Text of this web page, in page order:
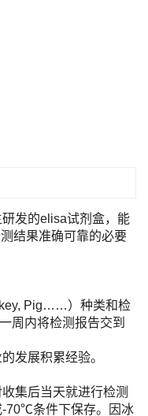
发的elisa试剂盒，能
结果准确可靠的必要
Pig……）种类和检
周内将检测报告交到
发展积累经验。
集后当天就进行检测
70℃条件下保存。因冰